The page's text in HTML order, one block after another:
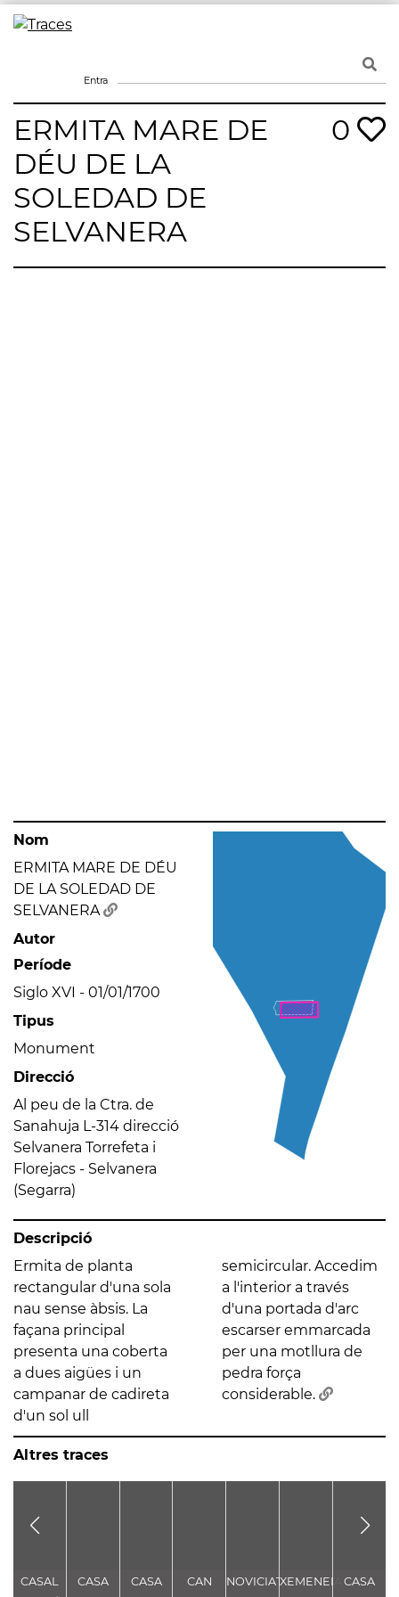
Skip
Entra
ERMITA MARE DE
DÉU DE LA
SOLEDAD DE
SELVANERA
0
Nom
ERMITA MARE DE DÉU
DE LA SOLEDAD DE
SELVANERA
Autor
Període
Siglo XVI - 01/01/1700
Tipus
Monument
Direcció
Al peu de la Ctra. de
Sanahuja L-314 direcció
Selvanera Torrefeta i
Florejacs - Selvanera
(Segarra)
Descripció
Ermita de planta
rectangular d'una sola
nau sense àbsis. La
façana principal
presenta una coberta
a dues aigües i un
campanar de cadireta
d'un sol ull
semicircular. Accedim
a l'interior a través
d'una portada d'arc
escarser emmarcada
per una motllura de
pedra força
considerable.
Altres traces
CASAL
CASA
CASA
CAN
NOVICIATXEMENEIA
CASA